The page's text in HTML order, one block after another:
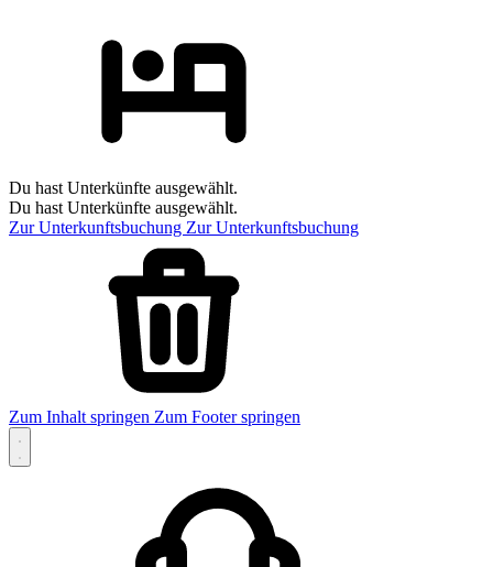
Du hast Unterkünfte ausgewählt.
Du hast Unterkünfte ausgewählt.
Zur Unterkunftsbuchung Zur Unterkunftsbuchung
Zum Inhalt springen Zum Footer springen